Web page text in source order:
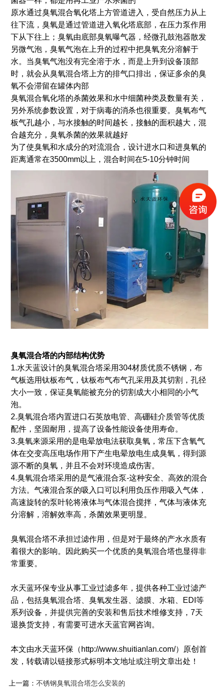
原水通过臭氧混合氧化塔上方管道进入，受自然压力从上
往下流，臭氧是通过管道进入氧化塔底部，在压力泵作用
下从下往上；臭氧由底部臭氧曝气器，经微孔鼓泡器散发
另微气泡，臭氧气泡在上升的过程中把臭氧充分溶解于
水。当臭氧气泡没有完全溶于水，而是上升到设备顶部
时，就会从臭氧混合塔上方的排气口排出，保证多余的臭
氧不会滞留在罐体内部
臭氧混合氧化塔的杀菌效果和水中细菌种类及数量有关，
另外系统参数设置，对于病毒的消杀也很重要。臭氧布气
板气孔越小，与水接触的时间越长，接触的面积越大，混
合越充分，臭氧杀菌的效果就越好
为了使臭氧和水成分的对流混合，设计进水口和进臭氧的
距离通常在3500mm以上，混合时间在5-10分钟时间
臭氧混合塔的内部结构优势
1.水天蓝设计的臭氧混合塔采用304材质优质不锈钢，布
气板选用钛板布气，钛板布气布气孔采用及其切割，孔径
大小一致，保证臭氧能被充分的切割成大小相同的小气
泡。
2.臭氧混合塔内置进口石英放电管、高硼硅介质管等优质
配件，坚固耐用，提高了设备性能设备使用寿命。
3.臭氧来源采用的是电晕放电法获取臭氧，常压下含氧气
体在交变高压电场作用下产生电晕放电生成臭氧，得到源
源不断的臭氧，并且不会对环境造成伤害。
4.臭氧混合塔采用的是气液混合泵-这种安全、高效的混合
方法。气液混合泵的吸入口可以利用负压作用吸入气体，
高速旋转的泵叶轮将液体与气体混合搅拌，气体与液体充
分溶解，溶解效率高，杀菌效果更明显。
臭氧混合塔不承担过滤作用，但是对于最终的产水水质有
着很大的影响。因此购买一个优质的臭氧混合塔也显得非
常重要。
水天蓝环保专业从事工业过滤多年，提供各种工业过滤产
品，包括臭氧混合塔、臭氧发生器、滤膜、水箱、EDI等
系列设备，并提供完善的安装和售后技术维修支持，7天
退换货支持，有需要可进水天蓝官网咨询。
本文由水天蓝环保（http://www.shuitianlan.com/）原创首
发，转载请以链接形式标明本文地址或注明文章出处！
上一篇： 不锈钢臭氧混合塔怎么安装的